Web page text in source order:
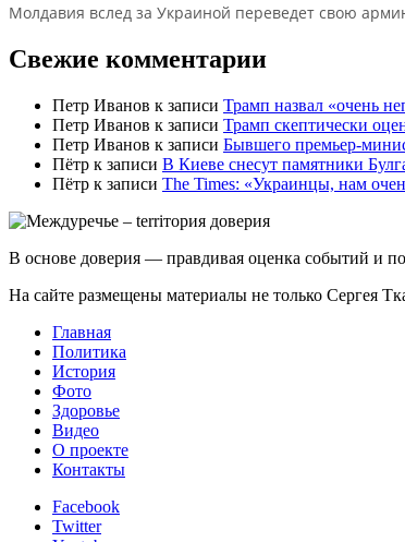
Молдавия вслед за Украиной переведет свою
Свежие комментарии
Петр Иванов к записи Трамп назвал «очень
Петр Иванов к записи Трамп скептически
Петр Иванов к записи Бывшего премьер-
Пётр к записи В Киеве снесут памятники
Пётр к записи Тhe Times: «Украинцы, нам
В основе доверия — правдивая оценка событий и
На сайте размещены материалы не только Сергея
Главная
Политика
История
Фото
Здоровье
Видео
О проекте
Контакты
Facebook
Twitter